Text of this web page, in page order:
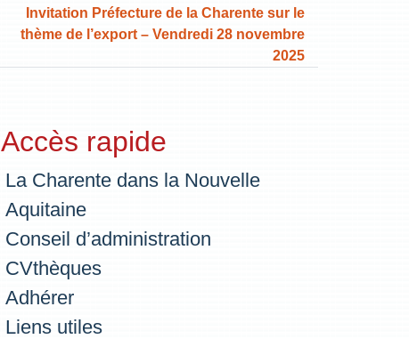
Invitation Préfecture de la Charente sur le
thème de l’export – Vendredi 28 novembre
2025
Accès rapide
La Charente dans la Nouvelle
Aquitaine
Conseil d’administration
CVthèques
Adhérer
Liens utiles